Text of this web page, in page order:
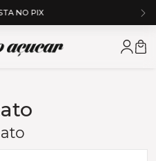
NA PRÓXIMA COMPRA
Zero